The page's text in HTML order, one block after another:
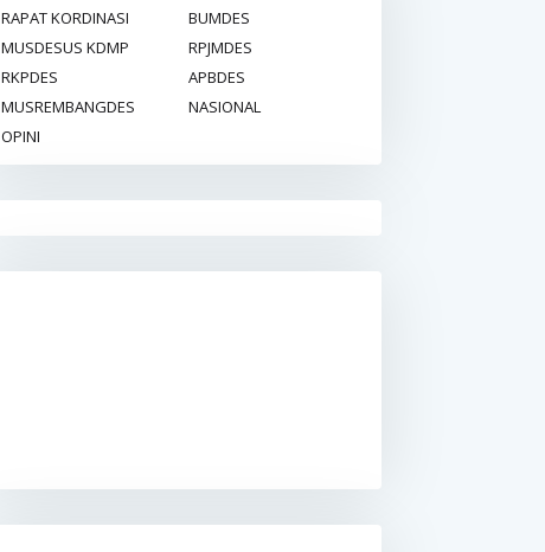
RAPAT KORDINASI
BUMDES
MUSDESUS KDMP
RPJMDES
RKPDES
APBDES
MUSREMBANGDES
NASIONAL
OPINI